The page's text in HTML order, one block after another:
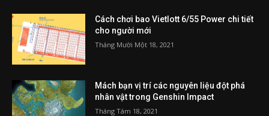
Cách chơi bao Vietlott 6/55 Power chi tiết
cho người mới
Tháng Mười Một 18, 2021
Mách bạn vị trí các nguyên liệu đột phá
nhân vật trong Genshin Impact
Tháng Tám 18, 2021